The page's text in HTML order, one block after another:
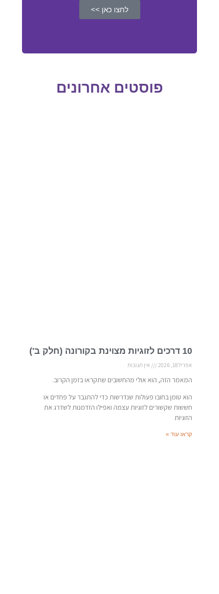
לחצו כאן >>
פוסטים אחרונים
10 דרכים לזוגיות מצוינת בקורונה (חלק ב')
אפריל 18, 2026 אין תגובות
המאמר הזה, הוא אולי מהחשובים שתקראו בזמן הקרוב.
הוא טומן בחובו פעולות שנדרשות כדי להתגבר על פחדים או
חששות שקשורים לזוגיות עצמה ואפילו הזדמנות לשדרג את
הזוגיות
קראו עוד »